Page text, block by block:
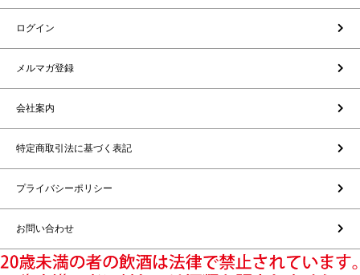
ログイン
メルマガ登録
会社案内
特定商取引法に基づく表記
プライバシーポリシー
お問い合わせ